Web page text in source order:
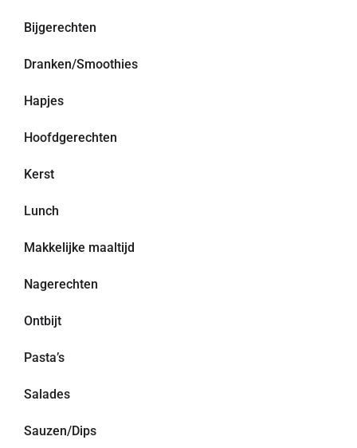
Bijgerechten
Dranken/Smoothies
Hapjes
Hoofdgerechten
Kerst
Lunch
Makkelijke maaltijd
Nagerechten
Ontbijt
Pasta’s
Salades
Sauzen/Dips